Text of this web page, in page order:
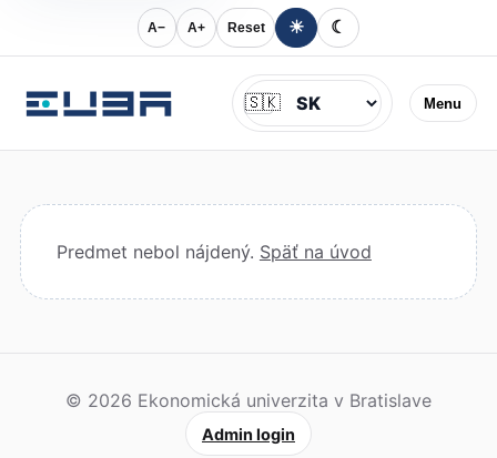
A− A+ Reset ☀ ☾
Menu
Jazyk
🇸🇰
Predmet nebol nájdený. Späť na úvod
© 2026 Ekonomická univerzita v Bratislave
Admin login